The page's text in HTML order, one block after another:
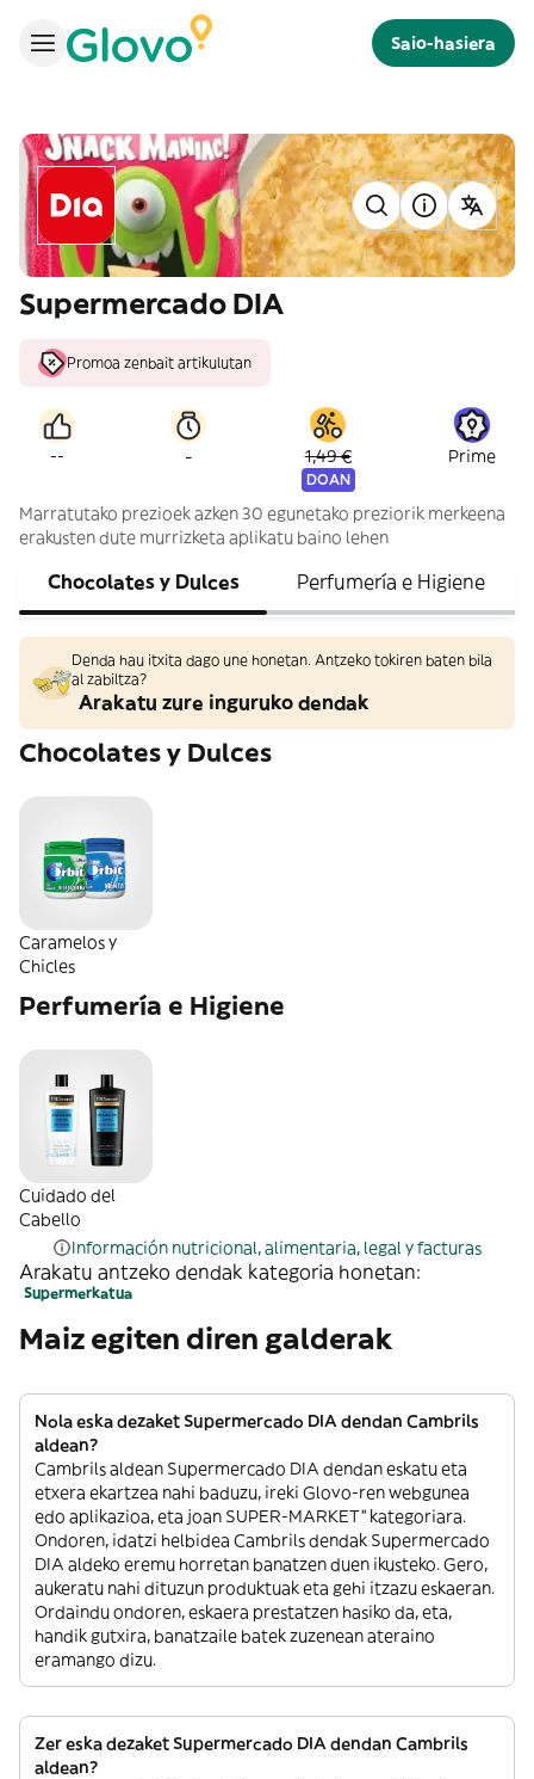
Saio-hasiera
Supermercado DIA
Promoa zenbait artikulutan
-- - 1,49 €
DOAN
Prime
Marratutako prezioek azken 30 egunetako preziorik merkeena
erakusten dute murrizketa aplikatu baino lehen
Chocolates y Dulces Perfumería e Higiene
Denda hau itxita dago une honetan. Antzeko tokiren baten bila
al zabiltza?
Arakatu zure inguruko dendak
Chocolates y Dulces
Caramelos y
Chicles
Perfumería e Higiene
Cuidado del
Cabello
Información nutricional, alimentaria, legal y facturas
Arakatu antzeko dendak kategoria honetan:
Supermerkatua
Maiz egiten diren galderak
Nola eska dezaket Supermercado DIA dendan Cambrils
aldean?
Cambrils aldean Supermercado DIA dendan eskatu eta
etxera ekartzea nahi baduzu, ireki Glovo-ren webgunea
edo aplikazioa, eta joan SUPER-MARKET” kategoriara.
Ondoren, idatzi helbidea Cambrils dendak Supermercado
DIA aldeko eremu horretan banatzen duen ikusteko. Gero,
aukeratu nahi dituzun produktuak eta gehi itzazu eskaeran.
Ordaindu ondoren, eskaera prestatzen hasiko da, eta,
handik gutxira, banatzaile batek zuzenean ateraino
eramango dizu.
Zer eska dezaket Supermercado DIA dendan Cambrils
aldean?